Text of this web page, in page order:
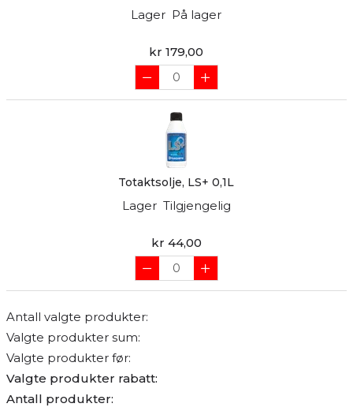
Lager På lager
kr 179,00
Totaktsolje, LS+ 0,1L
Lager Tilgjengelig
kr 44,00
Antall valgte produkter:
Valgte produkter sum:
Valgte produkter før:
Valgte produkter rabatt:
Antall produkter: